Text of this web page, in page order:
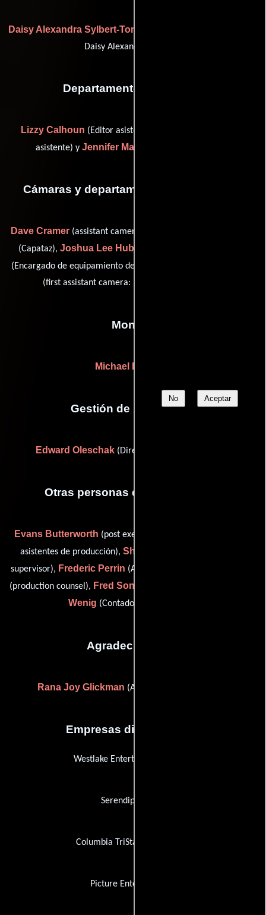
No Aceptar
Daisy Alexandra Sylbert-Torres
Daisy Alexandra Sylbert))
Departamento de editorial
Lizzy Calhoun (Editor asistente),
asistente) y Jennifer Macfarlane
Cámaras y departamento de electricidad
Dave Cramer (assistant camera: high definition),
(Capataz), Joshua Lee Huber
(Encargado de equipamiento de cámara) y
(first assistant camera: high definition camera)
Montaje
Michael Palmerio
Gestión de producción
Edward Oleschak(Director de post-producción)
Otras personas que participaron
Evans Butterworth (post executive),
asistentes de producción), Sherie Giehtbrock
supervisor), Frederic Perrin (Abastecedor),
(production counsel), Fred Song
Wenig (Contador de producción)
Agradecimientos
Rana Joy Glickman (Agradecimiento especial)
Empresas distribuidoras
Westlake Entertainment Group
Serendipity films
Columbia TriStar Home Video
Picture Entertainment